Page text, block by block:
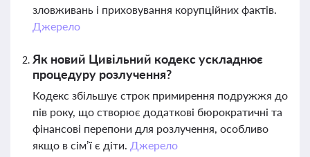
зловживань і приховування корупційних фактів.
Джерело
Як новий Цивільний кодекс ускладнює
процедуру розлучення?
Кодекс збільшує строк примирення подружжя до
пів року, що створює додаткові бюрократичні та
фінансові перепони для розлучення, особливо
якщо в сім’ї є діти. Джерело